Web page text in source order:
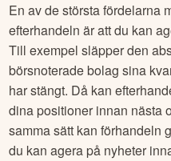
En av de största fördelarna
efterhandeln är att du kan
Till exempel släpper den
börsnoterade bolag sina
har stängt. Då kan
dina positioner innan nästa
samma sätt kan förhandeln
du kan agera på nyheter